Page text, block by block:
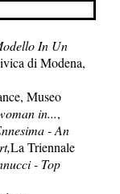
In Un
di Modena,
Museo
in...,
- An
La Triennale
- Top